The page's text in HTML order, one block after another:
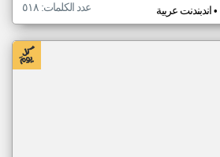
اندبندنت عربية• عدد الكلمات: ٥١٨